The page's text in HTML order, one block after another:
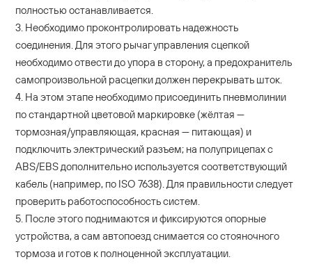
полностью останавливается.
3. Необходимо проконтролировать надежность
соединения. Для этого рычаг управления сцепкой
необходимо отвести до упора в сторону, а предохранитель
самопроизвольной расцепки должен перекрывать шток.
4. На этом этапе необходимо присоединить пневмолинии
по стандартной цветовой маркировке (жёлтая —
тормозная/управляющая, красная — питающая) и
подключить электрический разъем; на полуприцепах с
ABS/EBS дополнительно используется соответствующий
кабель (например, по ISO 7638). Для правильности следует
проверить работоспособность систем.
5. После этого поднимаются и фиксируются опорные
устройства, а сам автопоезд снимается со стояночного
тормоза и готов к полноценной эксплуатации.